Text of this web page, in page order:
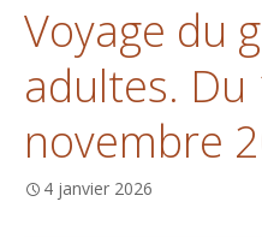
Voyage du
adultes. Du
novembre
4 janvier 2026